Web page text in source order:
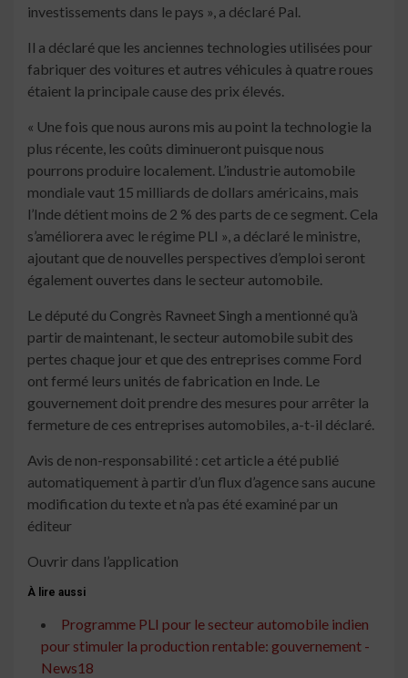
investissements dans le pays », a déclaré Pal.
Il a déclaré que les anciennes technologies utilisées pour
fabriquer des voitures et autres véhicules à quatre roues
étaient la principale cause des prix élevés.
« Une fois que nous aurons mis au point la technologie la
plus récente, les coûts diminueront puisque nous
pourrons produire localement. L’industrie automobile
mondiale vaut 15 milliards de dollars américains, mais
l’Inde détient moins de 2 % des parts de ce segment. Cela
s’améliorera avec le régime PLI », a déclaré le ministre,
ajoutant que de nouvelles perspectives d’emploi seront
également ouvertes dans le secteur automobile.
Le député du Congrès Ravneet Singh a mentionné qu’à
partir de maintenant, le secteur automobile subit des
pertes chaque jour et que des entreprises comme Ford
ont fermé leurs unités de fabrication en Inde. Le
gouvernement doit prendre des mesures pour arrêter la
fermeture de ces entreprises automobiles, a-t-il déclaré.
Avis de non-responsabilité : cet article a été publié
automatiquement à partir d’un flux d’agence sans aucune
modification du texte et n’a pas été examiné par un
éditeur
Ouvrir dans l’application
À lire aussi
Programme PLI pour le secteur automobile indien
pour stimuler la production rentable: gouvernement -
News18